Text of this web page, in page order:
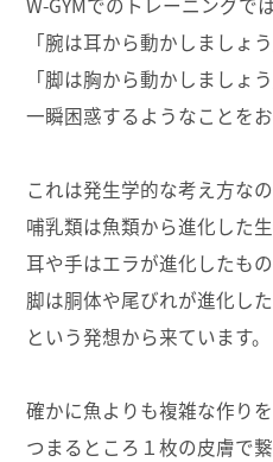
「腕は耳から動かしましょう
「脚は胸から動かしましょ
一瞬困惑するようなことをお
これは発生学的な考え方なの
哺乳類は魚類から進化した生
耳や手はエラが進化したもの
脚は胴体や尾びれが進化し
という発想から来ています。
確かに魚よりも複雑な作りを
つまるところ１枚の皮膚で